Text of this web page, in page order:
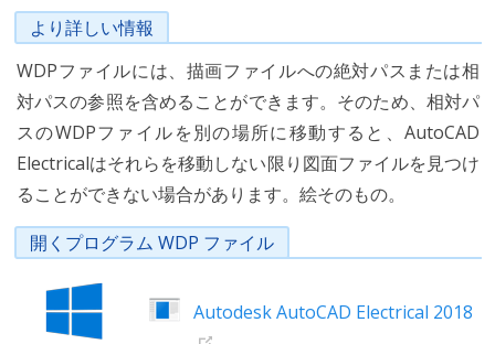
より詳しい情報
WDPファイルには、描画ファイルへの絶対パスまたは相
対パスの参照を含めることができます。そのため、相対パ
スのWDPファイルを別の場所に移動すると、AutoCAD
Electricalはそれらを移動しない限り図面ファイルを見つけ
ることができない場合があります。絵そのもの。
開くプログラム WDP ファイル
Autodesk AutoCAD Electrical 2018